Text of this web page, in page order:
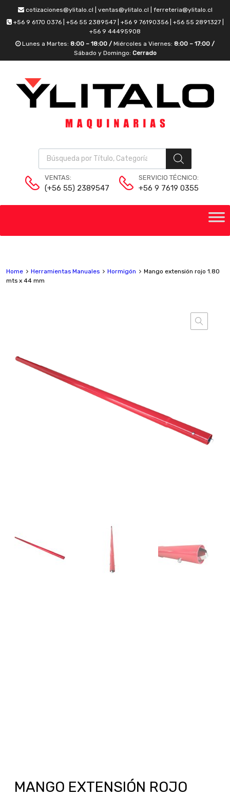
cotizaciones@ylitalo.cl | ventas@ylitalo.cl | ferreteria@ylitalo.cl
+56 9 6170 0376 | +56 55 2389547 | +56 9 76190356 | +56 55 2891327 |
+56 9 44495908
Lunes a Martes: 8:00 – 18:00 / Miércoles a Viernes: 8:00 – 17:00 /
Sábado y Domingo: Cerrado
VENTAS:
(+56 55) 2389547
SERVICIO TÉCNICO:
+56 9 7619 0355
Home Herramientas Manuales Hormigón
Mango extensión rojo 1.80
mts x 44 mm
MANGO EXTENSIÓN ROJO